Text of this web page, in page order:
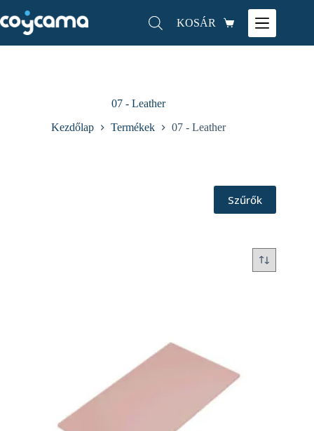
KOSÁR
07 - Leather
Kezdőlap Termékek 07 - Leather
Szűrők